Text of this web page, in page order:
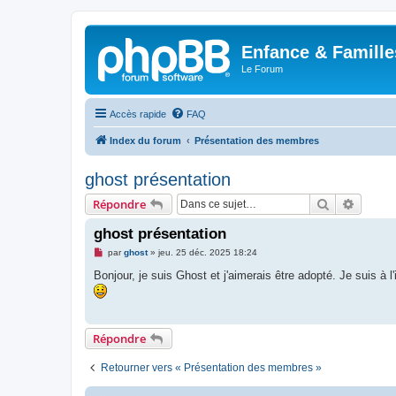
Enfance &
Le Forum
Accès rapide FAQ
Index du forum Présentation des membres
ghost présentation
Répondre Rechercher
ghost présentation
M
s
s
a
n
o
n
u
parghost» jeu. 25 déc. 2025 18:24
Bonjour, je suis Ghost et j'aimerais être adopté. Je suis
Répondre
Retourner vers « Présentation des membres »